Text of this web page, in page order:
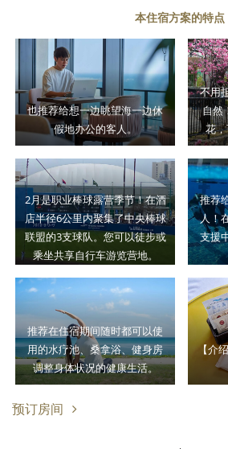
本住宿方案的特点
也推荐给想一边眺望海一边休
假地办公的客人。
不用
自然
花
2月是职业棒球露营季节！在酒
店半径6公里内聚集了中央棒球
联盟的3支球队。您可以徒步或
乘坐共享自行车游览营地。
推荐
人！
支援
推荐在住宿期间随时都可以使
用的水疗池、桑拿浴、健身房
调整身体状况的健康生活。
【介
预订房间